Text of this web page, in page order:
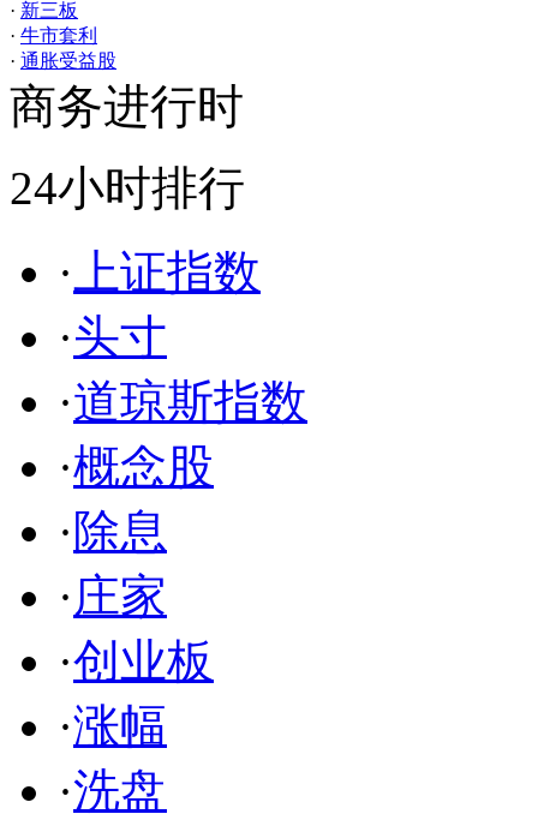
· 新三板
· 牛市套利
· 通胀受益股
商务进行时
24小时排行
· 上证指数
·头寸
·道琼斯指数
·概念股
·除息
·庄家
·创业板
·涨幅
·洗盘